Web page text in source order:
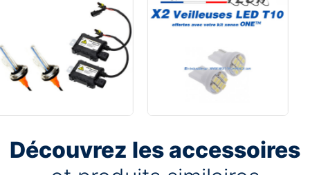
Découvrez les accessoires